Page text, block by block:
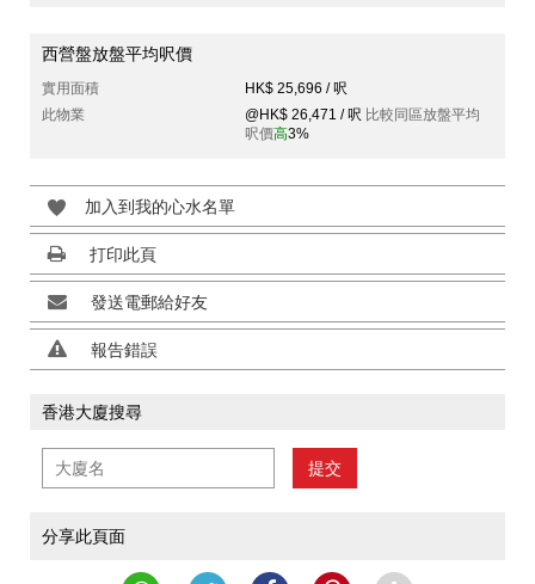
西營盤放盤平均呎價
實用面積
HK$ 25,696 / 呎
此物業
@HK$ 26,471 / 呎 比較同區放盤平均
呎價高3%
加入到我的心水名單
打印此頁
發送電郵給好友
報告錯誤
香港大廈搜尋
提交
分享此頁面